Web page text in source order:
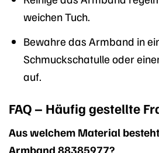
weichen Tuch.
Bewahre das Armband in
Schmuckschatulle oder
auf.
FAQ – Häufig gestellte
Aus welchem Material besteht
Armband 88385977?